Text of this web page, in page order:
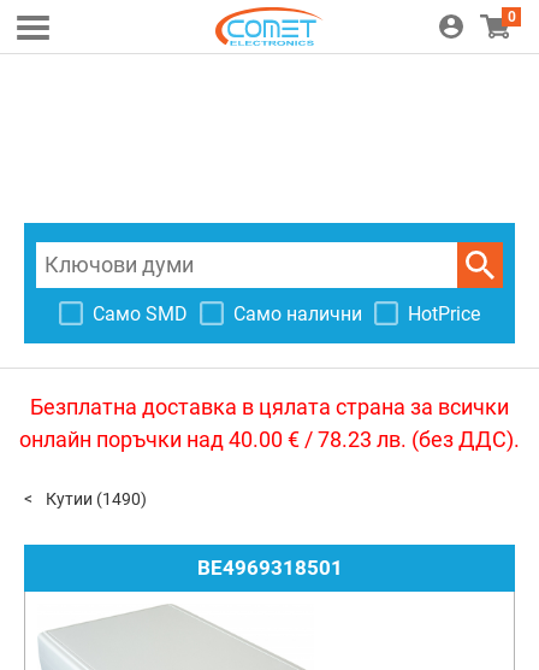
0
Само SMD Само налични HotPrice
Безплатна доставка в цялата страна за всички
онлайн поръчки над 40.00 € / 78.23 лв. (без ДДС).
Кутии (1490)
BE4969318501